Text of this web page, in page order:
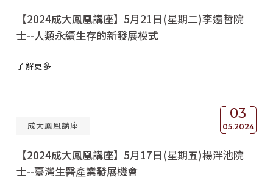
【2024成大鳳凰講座】5月21日(星期二)李遠哲院
士--人類永續生存的新發展模式
了解更多
03
05.2024
成大鳳凰講座
【2024成大鳳凰講座】5月17日(星期五)楊泮池院
士--臺灣生醫產業發展機會